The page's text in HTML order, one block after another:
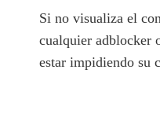
Si no visualiza el
cualquier adblocker
estar impidiendo su